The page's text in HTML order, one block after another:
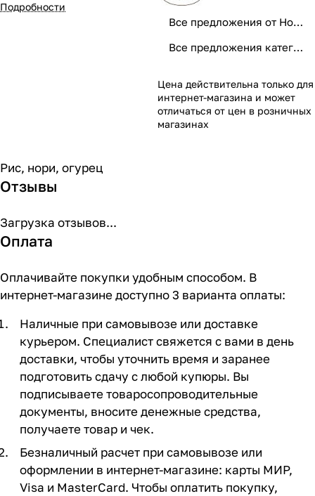
Подробности
Все предложения от Ho.Re.Ca
Все предложения категории
Цена действительна только для
интернет-магазина и может
отличаться от цен в розничных
магазинах
Рис, нори, огурец
Отзывы
Загрузка отзывов...
Оплата
Оплачивайте покупки удобным способом. В
интернет-магазине доступно 3 варианта оплаты:
Наличные при самовывозе или доставке
курьером. Специалист свяжется с вами в день
доставки, чтобы уточнить время и заранее
подготовить сдачу с любой купюры. Вы
подписываете товаросопроводительные
документы, вносите денежные средства,
получаете товар и чек.
Безналичный расчет при самовывозе или
оформлении в интернет-магазине: карты МИР,
Visa и MasterCard. Чтобы оплатить покупку,